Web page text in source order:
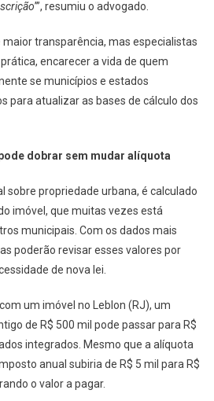
’”, resumiu o advogado.
transparência, mas especialistas
encarecer a vida de quem
se municípios e estados
para atualizar as bases de cálculo dos
dobrar sem mudar alíquota
sobre propriedade urbana, é calculado
imóvel, que muitas vezes está
municipais. Com os dados mais
poderão revisar esses valores por
de nova lei.
um imóvel no Leblon (RJ), um
de R$ 500 mil pode passar para R$
integrados. Mesmo que a alíquota
anual subiria de R$ 5 mil para R$
o valor a pagar.